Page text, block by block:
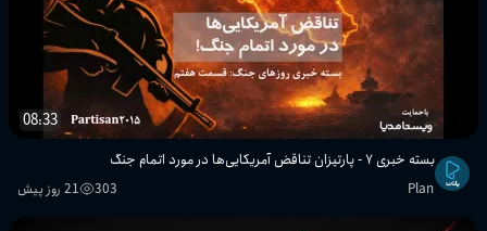
08:33
بسته خبری ۷ - پارتیزان تناقض آمریکایی‌ها در مورد اتمام جنگ
Plan
303 21 روز پیش